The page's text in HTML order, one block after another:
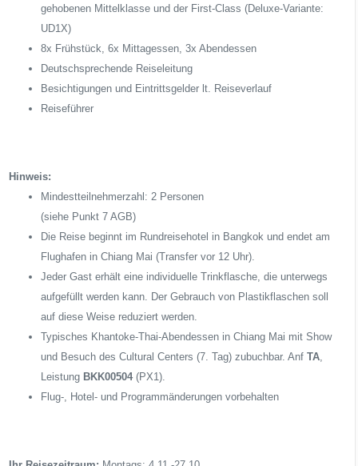
gehobenen Mittelklasse und der First-Class (Deluxe-Variante:
UD1X)
8x Frühstück, 6x Mittagessen, 3x Abendessen
Deutschsprechende Reiseleitung
Besichtigungen und Eintrittsgelder lt. Reiseverlauf
Reiseführer
Hinweis:
Mindestteilnehmerzahl: 2 Personen
(siehe Punkt 7 AGB)
Die Reise beginnt im Rundreisehotel in Bangkok und endet am
Flughafen in Chiang Mai (Transfer vor 12 Uhr).
Jeder Gast erhält eine individuelle Trinkflasche, die unterwegs
aufgefüllt werden kann. Der Gebrauch von Plastikflaschen soll
auf diese Weise reduziert werden.
Typisches Khantoke-Thai-Abendessen in Chiang Mai mit Show
und Besuch des Cultural Centers (7. Tag) zubuchbar. Anf TA,
Leistung BKK00504(PX1).
Flug-, Hotel- und Programmänderungen vorbehalten